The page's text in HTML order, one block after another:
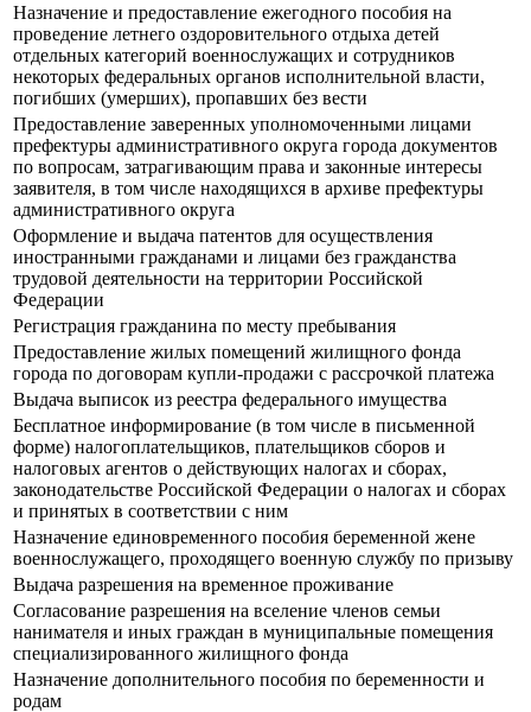
Назначение и предоставление ежегодного пособия на
проведение летнего оздоровительного отдыха детей
отдельных категорий военнослужащих и сотрудников
некоторых федеральных органов исполнительной власти,
погибших (умерших), пропавших без вести
Предоставление заверенных уполномоченными лицами
префектуры административного округа города документов
по вопросам, затрагивающим права и законные интересы
заявителя, в том числе находящихся в архиве префектуры
административного округа
Оформление и выдача патентов для осуществления
иностранными гражданами и лицами без гражданства
трудовой деятельности на территории Российской
Федерации
Регистрация гражданина по месту пребывания
Предоставление жилых помещений жилищного фонда
города по договорам купли-продажи с рассрочкой платежа
Выдача выписок из реестра федерального имущества
Бесплатное информирование (в том числе в письменной
форме) налогоплательщиков, плательщиков сборов и
налоговых агентов о действующих налогах и сборах,
законодательстве Российской Федерации о налогах и сборах
и принятых в соответствии с ним
Назначение единовременного пособия беременной жене
военнослужащего, проходящего военную службу по призыву
Выдача разрешения на временное проживание
Согласование разрешения на вселение членов семьи
нанимателя и иных граждан в муниципальные помещения
специализированного жилищного фонда
Назначение дополнительного пособия по беременности и
родам